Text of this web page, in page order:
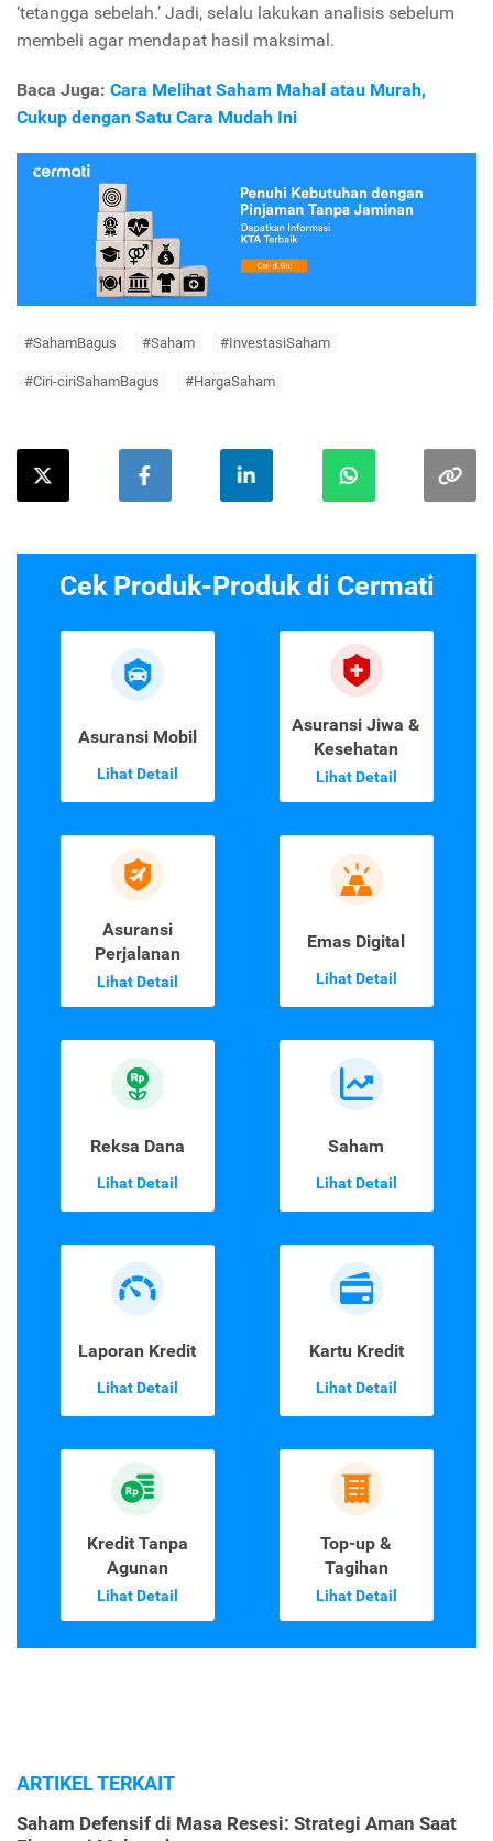
‘tetangga sebelah.’ Jadi, selalu lakukan analisis sebelum
membeli agar mendapat hasil maksimal.
Baca Juga: Cara Melihat Saham Mahal atau Murah,
Cukup dengan Satu Cara Mudah Ini
#SahamBagus #Saham #InvestasiSaham
#Ciri-ciriSahamBagus #HargaSaham
Cek Produk-Produk di Cermati
Asuransi Mobil
Lihat Detail
Asuransi Jiwa &
Kesehatan
Lihat Detail
Asuransi
Perjalanan
Lihat Detail
Emas Digital
Lihat Detail
Reksa Dana
Lihat Detail
Saham
Lihat Detail
Laporan Kredit
Lihat Detail
Kartu Kredit
Lihat Detail
Kredit Tanpa
Agunan
Lihat Detail
Top-up &
Tagihan
Lihat Detail
ARTIKEL TERKAIT
Saham Defensif di Masa Resesi: Strategi Aman Saat